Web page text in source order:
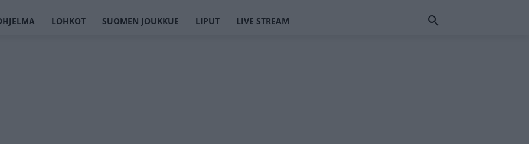
LOHKOT SUOMEN JOUKKUE LIPUT LIVE STREAM